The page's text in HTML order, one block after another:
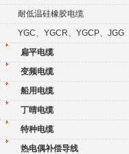
耐低温硅橡胶电缆
YGC、YGCR、YGCP、JGG
扁平电缆
变频电缆
船用电缆
丁晴电缆
特种电缆
热电偶补偿导线